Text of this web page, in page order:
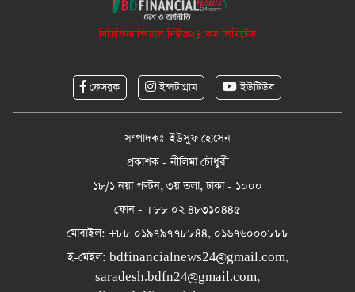
বিডিফিন্যান্সিয়াল নিউজ২৪.কম লিমিটেড
ফেসবুক ইন্সটাগ্রাম ইউটিউব
সম্পাদকঃ ইউসুফ হোসেন
প্রকাশক - নীলিমা চৌধুরী
১৮/১ নয়া পল্টন, ৩য় তলা, ঢাকা - ১০০০
ফোন - +৮৮ ০২ ৪৮৩১০৪৪৫
মোবাইল: +৮৮ ০১৯৭৯৭৭৮৮৪৪, ০১৬৭৬০০০৮৮৮
ই-মেইল: bdfinancialnews24@gmail.com,
saradesh.bdfn24@gmail.com,